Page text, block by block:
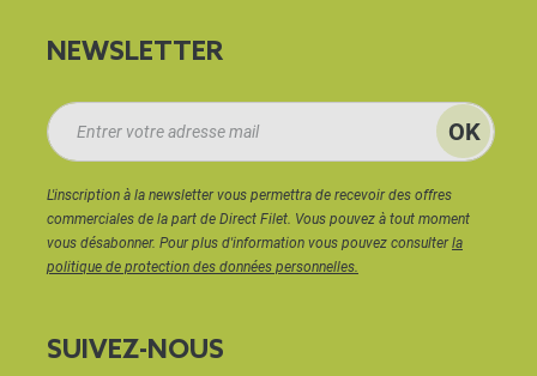
NEWSLETTER
L'inscription à la newsletter vous permettra de recevoir des offres
commerciales de la part de Direct Filet. Vous pouvez à tout moment
vous désabonner. Pour plus d'information vous pouvez consulterla
politique de protection des données personnelles.
SUIVEZ-NOUS